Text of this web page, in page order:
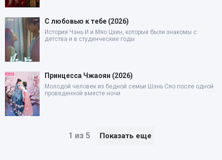
С любовью к тебе (2026)
История Чэнь И и Мяо Цзин, которые были знакомы с
детства и в студенческие годы
Принцесса Чжаоян (2026)
Молодой человек из бедной семьи Шэнь Сяо после одной
проведенной вместе ночи
1 из 5 Показать еще